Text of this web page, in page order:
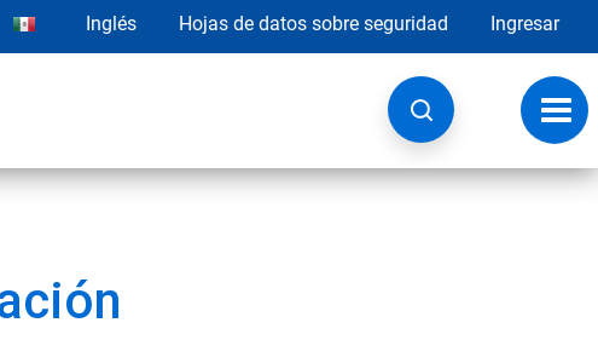
Inglés Hojas de datos sobre seguridad Ingresar
de